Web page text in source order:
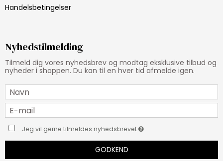
Handelsbetingelser
Nyhedstilmelding
Tilmeld dig vores nyhedsbrev og modtag eksklusive tilbud og
nyheder i shoppen. Du kan til en hver tid afmelde igen.
Jeg vil gerne tilmeldes nyhedsbrevet
GODKEND